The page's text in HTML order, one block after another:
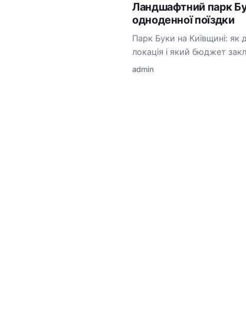
Ландшафтний парк
одноденної поїздки
Парк Буки на Київщині: як
локація і який бюджет
admin